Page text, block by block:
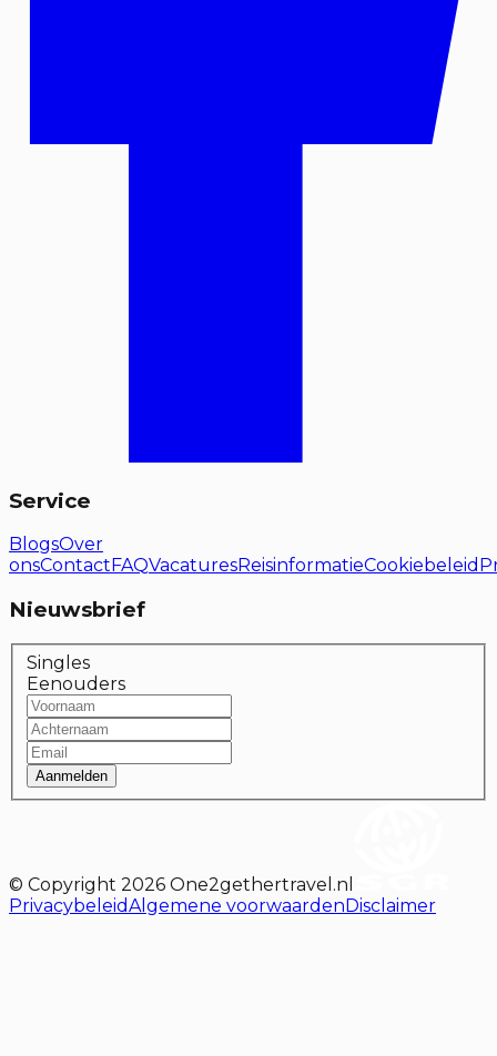
Service
BlogsOver
onsContact FAQVacaturesReisinformatieCookiebeleid
Nieuwsbrief
Singles
Eenouders
Aanmelden
© Copyright 2026 One2gethertravel.nl
PrivacybeleidAlgemene voorwaardenDisclaimer